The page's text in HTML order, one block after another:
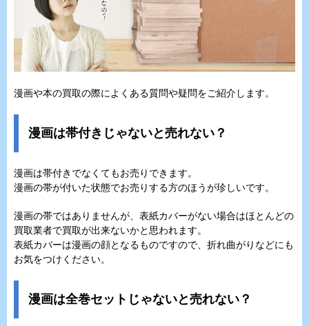
漫画や本の買取の際によくある質問や疑問をご紹介します。
漫画は帯付きじゃないと売れない？
漫画は帯付きでなくてもお売りできます。
漫画の帯が付いた状態でお売りする方のほうが珍しいです。
漫画の帯ではありませんが、表紙カバーがない場合はほとんどの
買取業者で買取が出来ないかと思われます。
表紙カバーは漫画の顔となるものですので、折れ曲がりなどにも
お気をつけください。
漫画は全巻セットじゃないと売れない？